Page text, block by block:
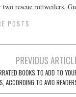
two rescue rottweilers,
POSTS
PREVIOUS
BOOKS TO ADD TO
ACCORDING TO AVID